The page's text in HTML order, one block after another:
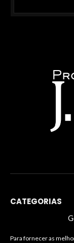
Para fornecer as
CATEGORIAS